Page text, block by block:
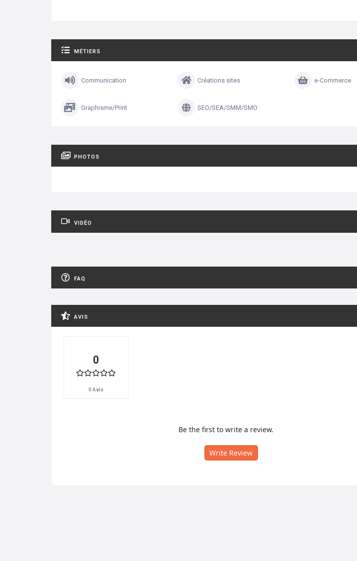
MÉTIERS
Communication Créations sites e-Commerce
Graphisme/Print SEO/SEA/SMM/SMO
PHOTOS
VIDÉO
FAQ
AVIS
0
0 Avis
Be the first to write a review.
Write Review